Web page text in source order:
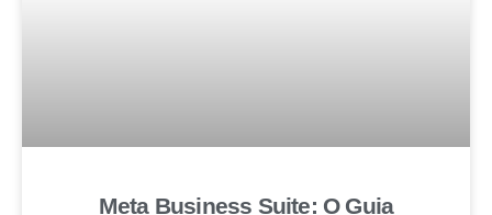
Meta Business Suite: O Guia